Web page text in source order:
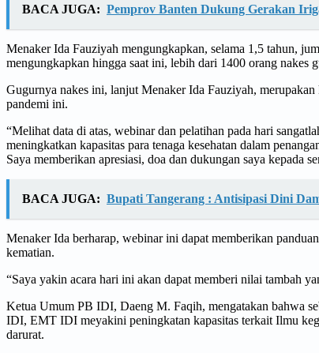
BACA JUGA: Pemprov Banten Dukung Gerakan
Menaker Ida Fauziyah mengungkapkan, selama 1,5 tahun,
mengungkapkan hingga saat ini, lebih dari 1400 orang nakes
Gugurnya nakes ini, lanjut Menaker Ida Fauziyah, merupakan
pandemi ini.
“Melihat data di atas, webinar dan pelatihan pada hari
meningkatkan kapasitas para tenaga kesehatan dalam
Saya memberikan apresiasi, doa dan dukungan saya kepada
BACA JUGA: Bupati Tangerang : Antisipasi Dini
Menaker Ida berharap, webinar ini dapat memberikan
kematian.
“Saya yakin acara hari ini akan dapat memberi nilai tambah
Ketua Umum PB IDI, Daeng M. Faqih, mengatakan bahwa
IDI, EMT IDI meyakini peningkatan kapasitas terkait Ilmu
darurat.